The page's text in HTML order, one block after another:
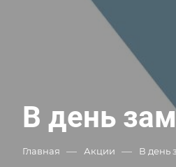
В день
Главная — Акции — В день